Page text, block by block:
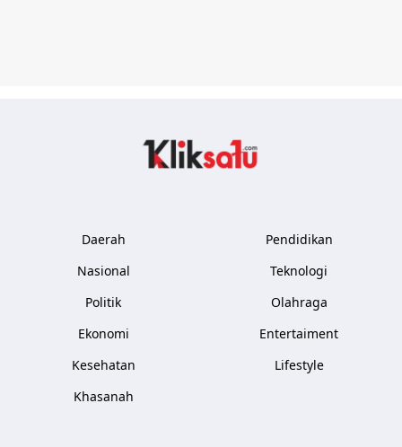
Daerah
Nasional
Politik
Ekonomi
Kesehatan
Khasanah
Pendidikan
Teknologi
Olahraga
Entertaiment
Lifestyle